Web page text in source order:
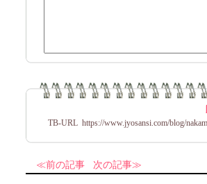
TB-URL https://www.jyosansi.com/blog/
前の記事 次の記事